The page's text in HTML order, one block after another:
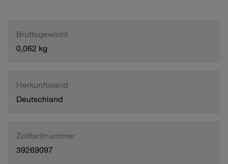
Bruttogewicht
0,062 kg
Herkunftsland
Deutschland
Zolltarifnummer
39269097